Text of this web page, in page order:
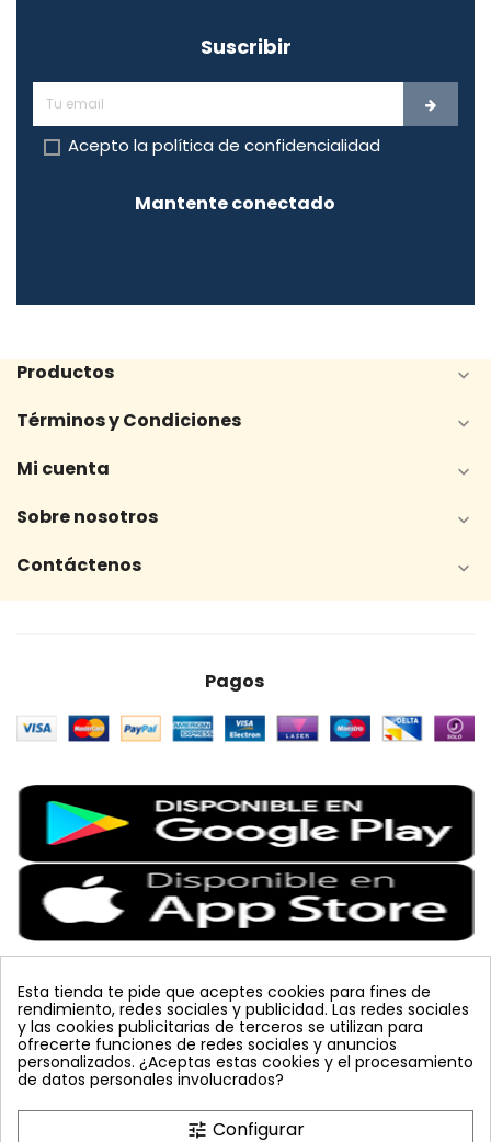
Suscribir
Acepto la política de confidencialidad
Mantente conectado
Productos 
Términos y Condiciones 
Mi cuenta 
Sobre nosotros 
Contáctenos 
Pagos
Etiquetas Populares
tuta absoluta koppert bombus terrestris
sin carnet
amarillo
vacuna arbol feromona
lucha integrada
mariquita placa azul
celeste
trampa cromática
Esta tienda te pide que aceptes cookies para fines de
rendimiento, redes sociales y publicidad. Las redes sociales
y las cookies publicitarias de terceros se utilizan para
ofrecerte funciones de redes sociales y anuncios
personalizados. ¿Aceptas estas cookies y el procesamiento
de datos personales involucrados?
tune Configurar